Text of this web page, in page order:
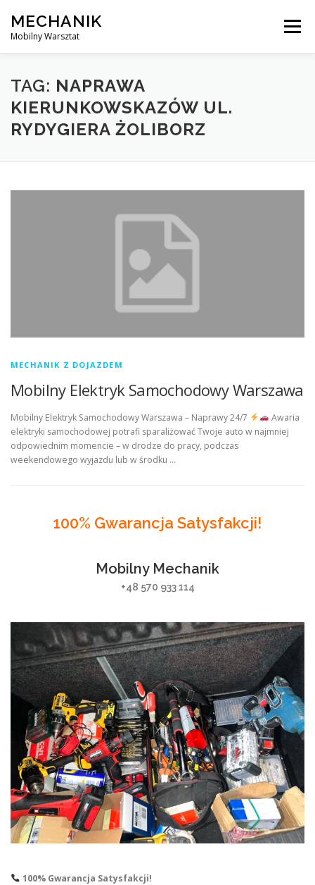
content
MECHANIK
Mobilny Warsztat
Menu
MOBILNY MECHANIK
BLOG KONTAKT
TAG: NAPRAWA
KIERUNKOWSKAZÓW UL.
RYDYGIERA ŻOLIBORZ
MECHANIK Z DOJAZDEM
Mobilny Elektryk Samochodowy Warszawa
Mobilny Elektryk Samochodowy Warszawa – Naprawy 24/7
Awaria
elektryki samochodowej potrafi sparaliżować Twoje auto w najmniej
odpowiednim momencie – w drodze do pracy, podczas
weekendowego wyjazdu lub w środku …
100% Gwarancja Satysfakcji!
Mobilny Mechanik
+48 570 933 114
100% Gwarancja Satysfakcji!